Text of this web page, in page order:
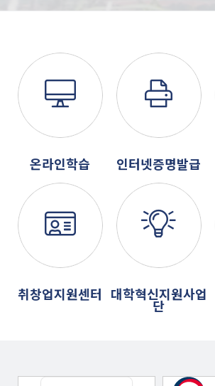
온라인학습 인터넷증명발급
취창업지원센터 대학혁신지원사업
단